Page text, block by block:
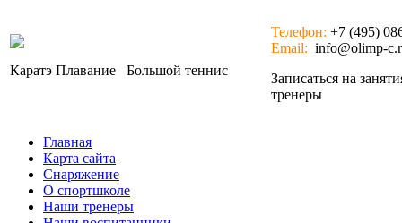
Каратэ Плавание Большой теннис
Телефон: +7 (495)
Email: info@olimp-
Записаться на
тренеры
Главная
Карта сайта
Снаряжение
О спортшколе
Наши тренеры